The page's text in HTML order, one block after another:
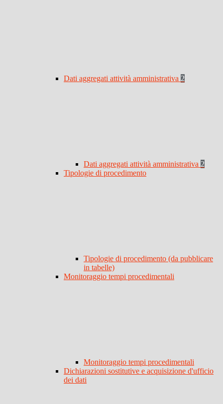
Dati aggregati attività amministrativa 2
Dati aggregati attività amministrativa 2
Tipologie di procedimento
Tipologie di procedimento (da pubblicare
in tabelle)
Monitoraggio tempi procedimentali
Monitoraggio tempi procedimentali
Dichiarazioni sostitutive e acquisizione d'ufficio
dei dati